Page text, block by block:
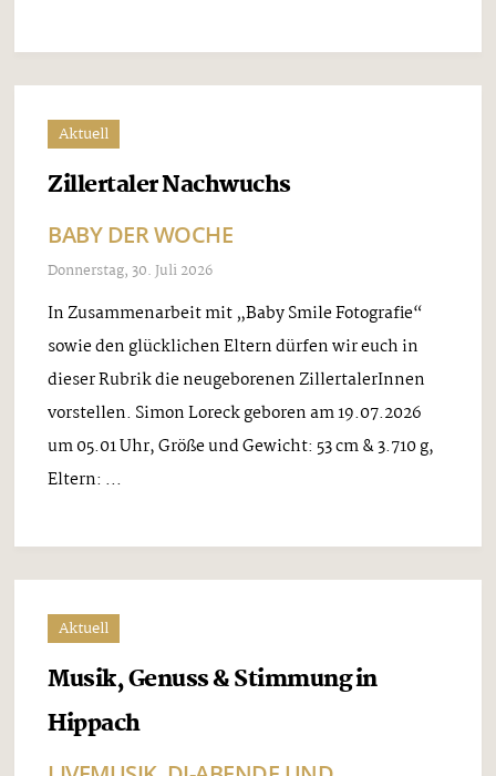
Aktuell
Zillertaler Nachwuchs
BABY DER WOCHE
Donnerstag, 30. Juli 2026
In Zusammenarbeit mit „Baby Smile Fotografie“
sowie den glücklichen Eltern dürfen wir euch in
dieser Rubrik die neugeborenen ZillertalerInnen
vorstellen. Simon Loreck geboren am 19.07.2026
um 05.01 Uhr, Größe und Gewicht: 53 cm & 3.710 g,
Eltern: ...
Aktuell
Musik, Genuss & Stimmung in
Hippach